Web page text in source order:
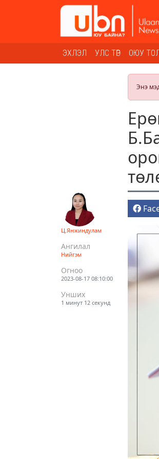
ЭХЛЭЛ УЛС ТӨР ОЮУ
Энэ
Ц.Янжиндулам
Ангилал
Нийгэм
Огноо
2023-08-17 08:10:00
Унших
1 минут 12 секунд